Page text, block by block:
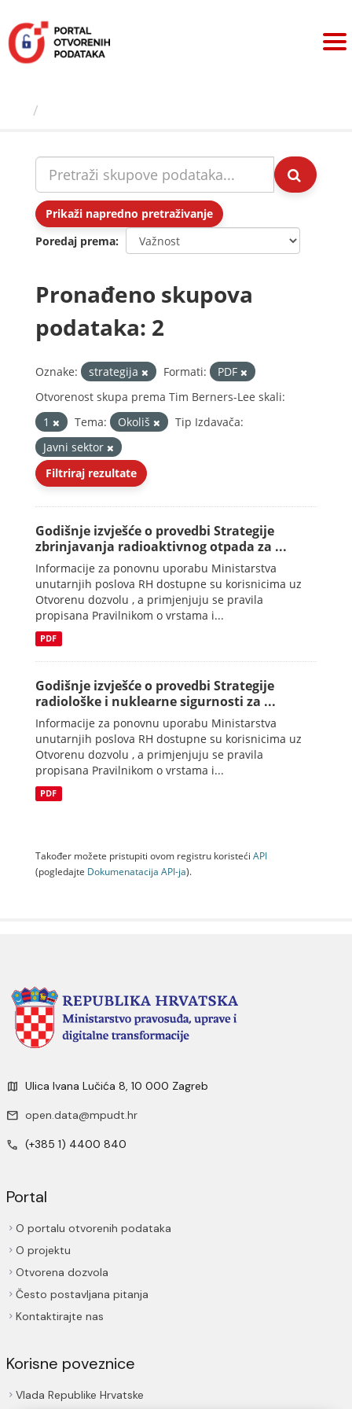
sadržaj
Prikaži napredno pretraživanje
Poredaj prema
Pronađeno skupova
podataka: 2
Oznake: strategija Formati:
PDF
Otvorenost skupa prema Tim Berners-Lee skali:
1
Tema: Okoliš
Tip Izdavača:
Javni sektor
Filtriraj rezultate
Godišnje izvješće o provedbi Strategije
zbrinjavanja radioaktivnog otpada za ...
Informacije za ponovnu uporabu Ministarstva
unutarnjih poslova RH dostupne su korisnicima uz
Otvorenu dozvolu , a primjenjuju se pravila
propisana Pravilnikom o vrstama i...
PDF
Godišnje izvješće o provedbi Strategije
radiološke i nuklearne sigurnosti za ...
Informacije za ponovnu uporabu Ministarstva
unutarnjih poslova RH dostupne su korisnicima uz
Otvorenu dozvolu , a primjenjuju se pravila
propisana Pravilnikom o vrstama i...
PDF
Također možete pristupiti ovom registru koristeći API
(pogledajte Dokumenаtаcijа API-jа).